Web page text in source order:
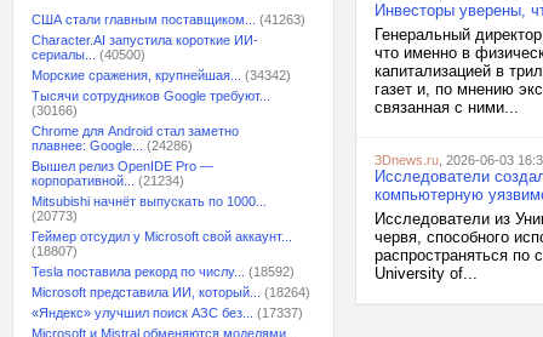
США стали главным поставщиком...
(41263)
Character.AI запустила короткие ИИ-
сериалы...
(40500)
Морские сражения, крупнейшая...
(34342)
Тысячи сотрудников Google требуют...
(30166)
Chrome для Android стал заметно
плавнее: Google...
(24286)
Вышел релиз OpenIDE Pro —
корпоративной...
(21234)
Mitsubishi начнёт выпускать по 1000...
(20773)
Геймер отсудил у Microsoft свой аккаунт...
(18807)
Tesla поставила рекорд по числу...
(18592)
Microsoft представила ИИ, который...
(18264)
«Яндекс» улучшил поиск АЗС без...
(17337)
Microsoft и Mistral обменяются моделями...
Инвесторы уверены,
Генеральный
что именно в
капитализацией в
газет и, по мнению
связанная с ними...
3Dnews.ru , 2026-06-03
Исследователи
компьютерную
Исследователи из
червя, способного
распространяться по
University of...